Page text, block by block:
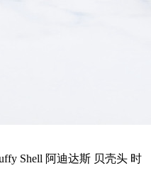
Shell 阿迪达斯 贝壳头 时